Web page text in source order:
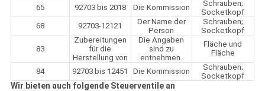
65
92703 bis 2018 Die Kommission
Schrauben;
Socketkopf
68
92703-12121
Der Name der
Person
Schrauben;
Socketkopf
83
Zubereitungen
für die
Herstellung von
Die Angaben
sind zu
entnehmen.
Fläche und
Fläche
84 92703 bis 12451 Die Kommission
Schrauben;
Socketkopf
Wir bieten auch folgende Steuerventile an